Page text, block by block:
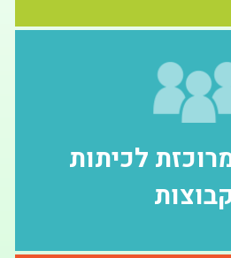
לכיתות